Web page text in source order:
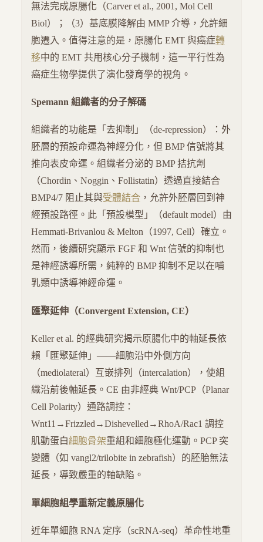
無法完成原腸化（Carver et al., 2001, Mol Cell
Biol）；（3）基底膜降解由 MMP 介導，允許細
胞遷入。值得注意的是，原腸化 EMT 與癌症轉
移中的 EMT 共用核心分子機制，這一平行性為
癌症生物學提供了演化發育學的視角。
Spemann 組織者的分子解碼
組織者的功能是「去抑制」（de-repression）：外
胚層的預設命運為神經分化，但 BMP 信號將其
推向表皮命運。組織者分泌的 BMP 拮抗劑
（Chordin、Noggin、Follistatin）透過直接結合
BMP4/7 阻止其與受體結合 ，允許外胚層回到神
經預設路徑。此「預設模型」（default model）由
Hemmati-Brivanlou & Melton（1997, Cell）確立。
然而，後續研究顯示 FGF 和 Wnt 信號的抑制也
是神經誘導所需，純粹的 BMP 抑制不足以在哺
乳類中誘導神經命運。
匯聚延伸（Convergent Extension, CE）
Keller et al. 的經典研究揭示原腸化中的軸延長依
賴「匯聚延伸」——細胞沿中外側方向
（mediolateral）互嵌排列（intercalation），使組
織沿前後軸延長。CE 由非經典 Wnt/PCP（Planar
Cell Polarity）通路調控：
Wnt11→Frizzled→Dishevelled→RhoA/Rac1 調控
肌動蛋白細胞骨架重組和細胞極化運動。PCP 突
變體（如 vangl2/trilobite in zebrafish）的胚胎無法
延長，導致嚴重的軸缺陷。
單細胞組學重新定義原腸化
近年單細胞 RNA 定序（scRNA-seq）革命性地重